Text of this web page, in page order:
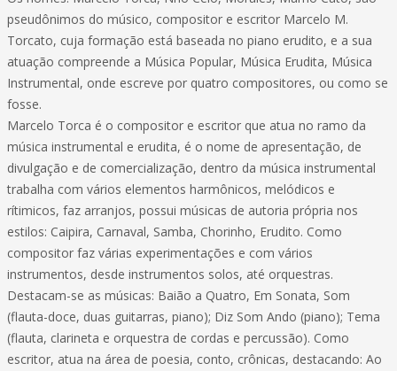
pseudônimos do músico, compositor e escritor Marcelo M.
Torcato, cuja formação está baseada no piano erudito, e a sua
atuação compreende a Música Popular, Música Erudita, Música
Instrumental, onde escreve por quatro compositores, ou como se
fosse.
Marcelo Torca é o compositor e escritor que atua no ramo da
música instrumental e erudita, é o nome de apresentação, de
divulgação e de comercialização, dentro da música instrumental
trabalha com vários elementos harmônicos, melódicos e
rítimicos, faz arranjos, possui músicas de autoria própria nos
estilos: Caipira, Carnaval, Samba, Chorinho, Erudito. Como
compositor faz várias experimentações e com vários
instrumentos, desde instrumentos solos, até orquestras.
Destacam-se as músicas: Baião a Quatro, Em Sonata, Som
(flauta-doce, duas guitarras, piano); Diz Som Ando (piano); Tema
(flauta, clarineta e orquestra de cordas e percussão). Como
escritor, atua na área de poesia, conto, crônicas, destacando: Ao